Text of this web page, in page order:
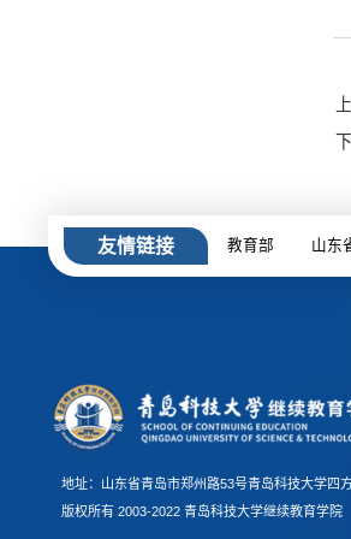
友情链接 教育部 山东
地址：山东省青岛市郑州路53号青岛科技大学四
版权所有 2003-2022 青岛科技大学继续教育学院